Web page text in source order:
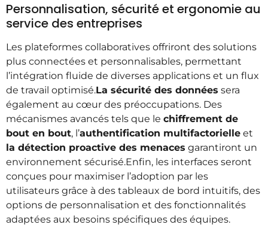
Personnalisation, sécurité et ergonomie au
service des entreprises
Les plateformes collaboratives offriront des solutions
plus connectées et personnalisables, permettant
l’intégration fluide de diverses applications et un flux
de travail optimisé.La sécurité des données sera
également au cœur des préoccupations. Des
mécanismes avancés tels que le chiffrement de
bout en bout, l’authentification multifactorielle et
la détection proactive des menaces garantiront un
environnement sécurisé.Enfin, les interfaces seront
conçues pour maximiser l’adoption par les
utilisateurs grâce à des tableaux de bord intuitifs, des
options de personnalisation et des fonctionnalités
adaptées aux besoins spécifiques des équipes.